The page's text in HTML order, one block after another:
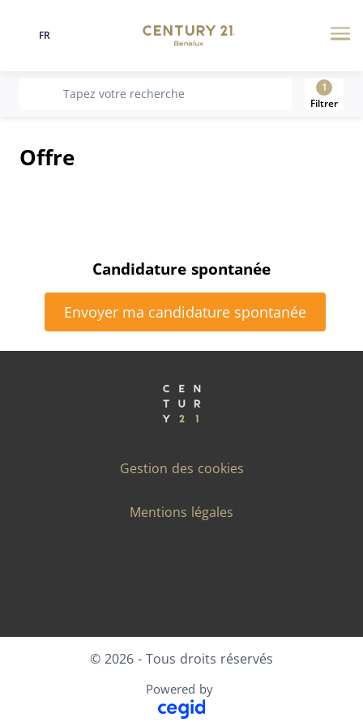
Langue
FR
recherche
Tapez votre recherche
1
Filtrer
Offre
Candidature spontanée
Envoyer ma candidature spontanée
Gestion des cookies
Mentions légales
© 2026 - Tous droits réservés
Powered by